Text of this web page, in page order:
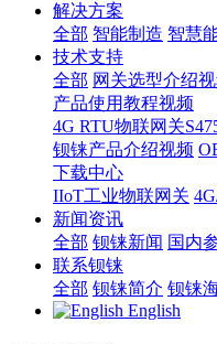
解决方案
全部 智能制造 智慧
技术支持
全部 网关选型介绍
产品使用教程视频
4G RTU物联网关
钡铼产品介绍视频
下载中心
IIoT工业物联网关
新闻资讯
全部 钡铼新闻 国内
联系钡铼
全部 钡铼简介 钡铼
English